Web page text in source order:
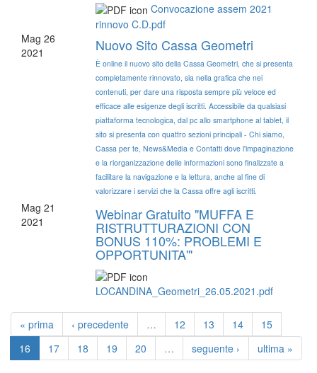
Convocazione assem 2021
rinnovo C.D.pdf
Mag 26
2021
Nuovo Sito Cassa Geometri
È online il nuovo sito della Cassa Geometri, che si presenta
completamente rinnovato, sia nella grafica che nei
contenuti, per dare una risposta sempre più veloce ed
efficace alle esigenze degli iscritti. Accessibile da qualsiasi
piattaforma tecnologica, dal pc allo smartphone al tablet, il
sito si presenta con quattro sezioni principali - Chi siamo,
Cassa per te, News&Media e Contatti dove l'impaginazione
e la riorganizzazione delle informazioni sono finalizzate a
facilitare la navigazione e la lettura, anche al fine di
valorizzare i servizi che la Cassa offre agli iscritti.
Mag 21
2021
Webinar Gratuito "MUFFA E
RISTRUTTURAZIONI CON
BONUS 110%: PROBLEMI E
OPPORTUNITA'"
LOCANDINA_Geometri_26.05.2021.pdf
« prima ‹ precedente … 12 13 14
15
16
17 18 19 20 … seguente › ultima »